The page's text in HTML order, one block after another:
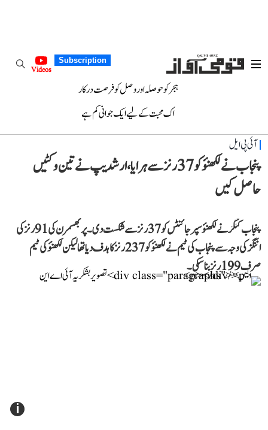
Subscription
Videos
ہجر کو حوصلہ اور وصل کو فرصت درکار
اک محبت کے لیے ایک جوانی کم ہے
آئی پی ایل
پنجاب نے لکھنؤ کو 37 رنز سے ہرایا، ارشدیپ نے تین وکٹیں
حاصل کیں
پنجاب کنگز نے لکھنؤ سپر جائنٹس کو 37 رنز سے شکست دی۔ پربھسمرن کی 91 رنز کی
اننگز کی وجہ سے پنجاب کی ٹیم نے لکھنؤ کو 237 رنز کا ہدف دیا تھا لیکن لکھنؤ کی ٹیم
صرف 199 رنز بنا سکی۔
i